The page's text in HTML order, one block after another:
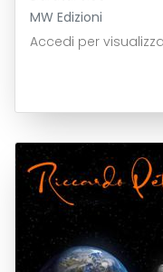
MW Edizioni
Accedi per